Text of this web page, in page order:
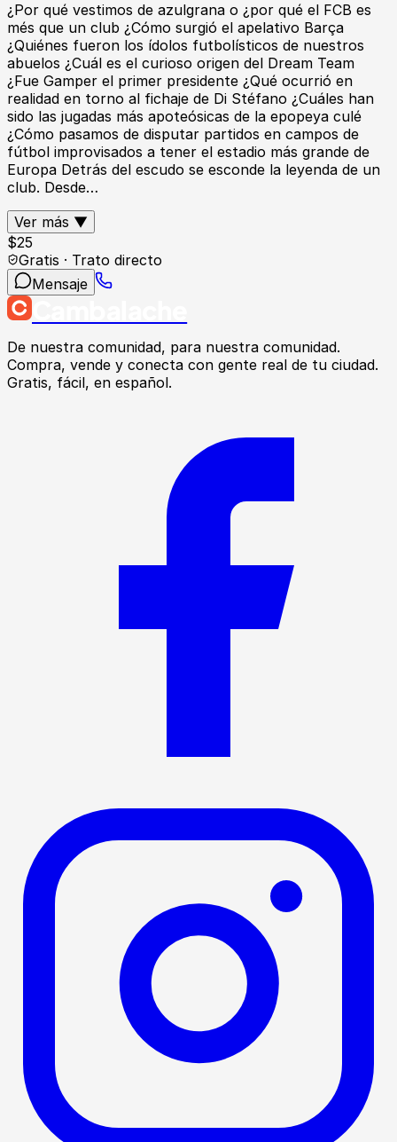
¿Por qué vestimos de azulgrana o ¿por qué el FCB es
més que un club ¿Cómo surgió el apelativo Barça
¿Quiénes fueron los ídolos futbolísticos de nuestros
abuelos ¿Cuál es el curioso origen del Dream Team
¿Fue Gamper el primer presidente ¿Qué ocurrió en
realidad en torno al fichaje de Di Stéfano ¿Cuáles han
sido las jugadas más apoteósicas de la epopeya culé
¿Cómo pasamos de disputar partidos en campos de
fútbol improvisados a tener el estadio más grande de
Europa Detrás del escudo se esconde la leyenda de un
club. Desde…
Ver más ▼
$25
Gratis · Trato directo
Mensaje
De nuestra comunidad, para nuestra comunidad.
Compra, vende y conecta con gente real de tu ciudad.
Gratis, fácil, en español.